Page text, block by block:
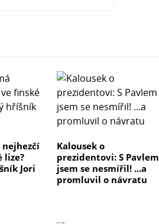
nejhezčí
lize?
Jori
Kalousek o
prezidentovi: S Pavlem
jsem se nesmířil! ...a
promluvil o návratu